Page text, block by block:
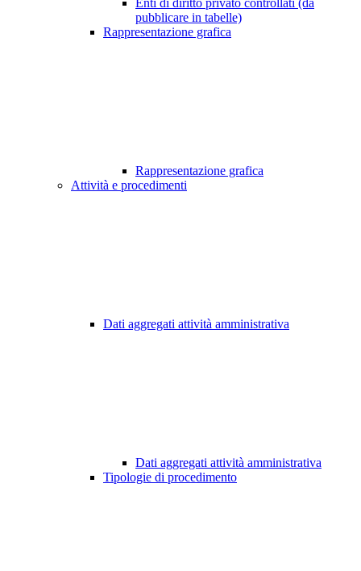
Enti di diritto privato controllati (da
pubblicare in tabelle)
Rappresentazione grafica
Rappresentazione grafica
Attività e procedimenti
Dati aggregati attività amministrativa
Dati aggregati attività amministrativa
Tipologie di procedimento